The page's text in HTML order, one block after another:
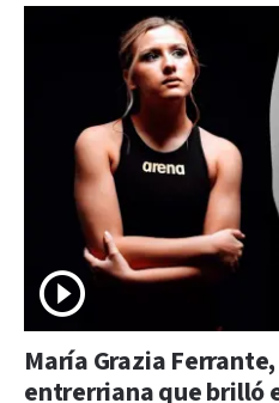
María Grazia
entrerriana que brilló